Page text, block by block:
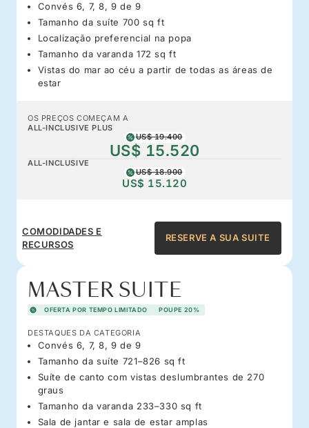
Convés 6, 7, 8, 9 de 9
Tamanho da suíte 700 sq ft
Localização preferencial na popa
Tamanho da varanda 172 sq ft
Vistas do mar ao céu a partir de todas as áreas de
estar
OS PREÇOS COMEÇAM A
ALL-INCLUSIVE PLUS
US$ 19.400
US$ 15.520
ALL-INCLUSIVE
US$ 18.900
US$ 15.120
COMODIDADES E
RECURSOS
RESERVE A SUA SUITE
MASTER SUITE
OFERTA POR TEMPO LIMITADO POUPE 20%
DESTAQUES DA CATEGORIA
Convés 6, 7, 8, 9 de 9
Tamanho da suíte 721–826 sq ft
Suíte de canto com vistas deslumbrantes de 270
graus
Tamanho da varanda 233–330 sq ft
Sala de jantar e sala de estar amplas